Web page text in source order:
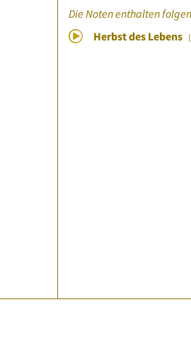
Die Noten enthalten
Herbst des Lebens